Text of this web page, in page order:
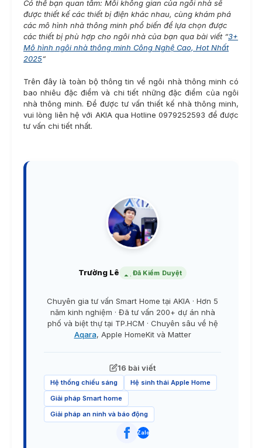
Có thể bạn quan tâm: Mỗi không gian của ngôi nhà sẽ
được thiết kế các thiết bị điện khác nhau, cùng khám phá
các mô hình nhà thông minh phổ biến để lựa chọn được
các thiết bị phù hợp cho ngôi nhà của bạn qua bài viết “3+
Mô hình ngôi nhà thông minh Công Nghệ Cao, Hot Nhất
2025“
Trên đây là toàn bộ thông tin về ngôi nhà thông minh có
bao nhiêu đặc điểm và chi tiết những đặc điểm của ngôi
nhà thông minh. Để được tư vấn thiết kế nhà thông minh,
vui lòng liên hệ với AKIA qua Hotline 0979252593 để được
tư vấn chi tiết nhất.
Trường Lê Đã Kiểm Duyệt
Chuyên gia tư vấn Smart Home tại AKIA · Hơn 5
năm kinh nghiệm · Đã tư vấn 200+ dự án nhà
phố và biệt thự tại TP.HCM · Chuyên sâu về hệ
Aqara, Apple HomeKit và Matter
16 bài viết
Hệ thống chiếu sáng
Hệ sinh thái Apple Home
Giải pháp Smart home
Giải pháp an ninh và báo động
Zalo